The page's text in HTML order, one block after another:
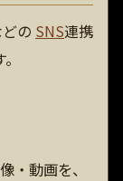
の SNS連携
・動画を、